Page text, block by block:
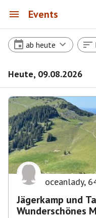
Events
ab heute
Heute, 09.08.2026
oceanlady,
Jägerkamp und
Wunderschönes